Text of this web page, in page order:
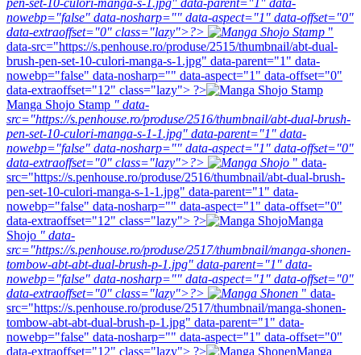
pen-set-10-culori-manga-s-1.jpg" data-parent="1" data-
nowebp="false" data-nosharp="" data-aspect="1" data-offset="0"
data-extraoffset="0" class="lazy">?>
"
data-src="https://s.penhouse.ro/produse/2515/thumbnail/abt-dual-
brush-pen-set-10-culori-manga-s-1.jpg" data-parent="1" data-
nowebp="false" data-nosharp="" data-aspect="1" data-offset="0"
data-extraoffset="12" class="lazy"> ?>
Manga Shojo Stamp " data-
src="https://s.penhouse.ro/produse/2516/thumbnail/abt-dual-brush-
pen-set-10-culori-manga-s-1-1.jpg" data-parent="1" data-
nowebp="false" data-nosharp="" data-aspect="1" data-offset="0"
data-extraoffset="0" class="lazy">?>
" data-
src="https://s.penhouse.ro/produse/2516/thumbnail/abt-dual-brush-
pen-set-10-culori-manga-s-1-1.jpg" data-parent="1" data-
nowebp="false" data-nosharp="" data-aspect="1" data-offset="0"
data-extraoffset="12" class="lazy"> ?>
Manga
Shojo " data-
src="https://s.penhouse.ro/produse/2517/thumbnail/manga-shonen-
tombow-abt-abt-dual-brush-p-1.jpg" data-parent="1" data-
nowebp="false" data-nosharp="" data-aspect="1" data-offset="0"
data-extraoffset="0" class="lazy">?>
" data-
src="https://s.penhouse.ro/produse/2517/thumbnail/manga-shonen-
tombow-abt-abt-dual-brush-p-1.jpg" data-parent="1" data-
nowebp="false" data-nosharp="" data-aspect="1" data-offset="0"
data-extraoffset="12" class="lazy"> ?>
Manga